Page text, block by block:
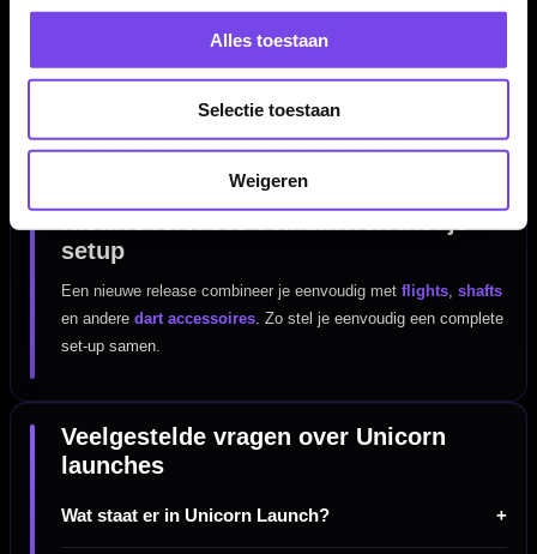
Alles toestaan
Selectie toestaan
Weigeren
Waarom Unicorn launches volgen?
Nieuwe releases zijn interessant voor spelers die graag als
eerste nieuwe modellen of producten zien. Vooral als je Unicorn
gebruikt, is deze categorie handig om snel te checken wat er
setup
Een nieuwe release combineer je eenvoudig metflights ,shafts
en anderedart accessoires . Zo stel je eenvoudig een complete
set-up samen.
Veelgestelde vragen over Unicorn
launches
Wat staat er in Unicorn Launch?